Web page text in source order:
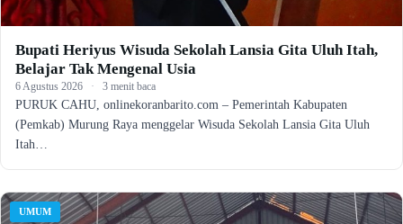
Bupati Heriyus Wisuda Sekolah Lansia Gita Uluh Itah,
Belajar Tak Mengenal Usia
6 Agustus 2026 · 3 menit baca
PURUK CAHU, onlinekoranbarito.com – Pemerintah Kabupaten
(Pemkab) Murung Raya menggelar Wisuda Sekolah Lansia Gita Uluh
Itah…
UMUM